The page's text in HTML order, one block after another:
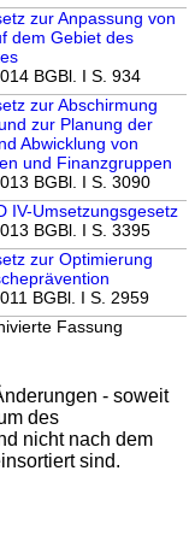
zur Anpassung von
dem Gebiet des
BGBl. I S. 934
zur Abschirmung
zur Planung der
Abwicklung von
und Finanzgruppen
BGBl. I S. 3090
IV-Umsetzungsgesetz
BGBl. I S. 3395
zur Optimierung
BGBl. I S. 2959
Fassung
- soweit
des
nicht nach dem
sind.